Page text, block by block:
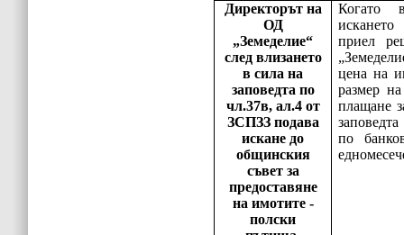
Директорът на
ОД
„Земеделие“
след влизането
в сила на
заповедта по
чл.37в, ал.4 от
ЗСПЗЗ подава
искане до
общинския
съвет за
предоставяне
на имотите -
полски
Когато
приел
цена на
размер
плащане
по